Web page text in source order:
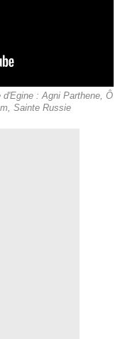
: Agni Parthene, Ô
Sainte Russie